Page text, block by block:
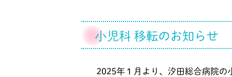
小児科 移転のお知らせ
2025年１月より、汐田総合病院の